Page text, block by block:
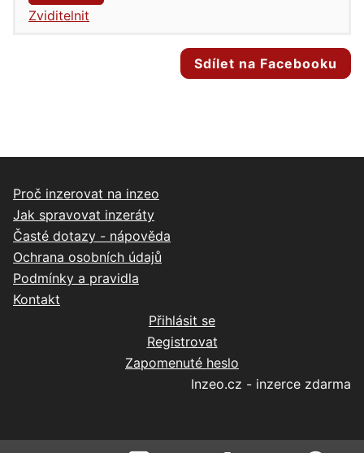
Zviditelnit
Sdílet na Facebooku
Proč inzerovat na inzeo
Jak spravovat inzeráty
Časté dotazy - nápověda
Ochrana osobních údajů
Podmínky a pravidla
Kontakt
Přihlásit se
Registrovat
Zapomenuté heslo
Inzeo.cz - inzerce zdarma